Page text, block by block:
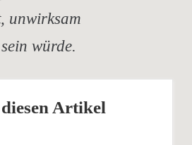
unwirksam
würde.
Artikel